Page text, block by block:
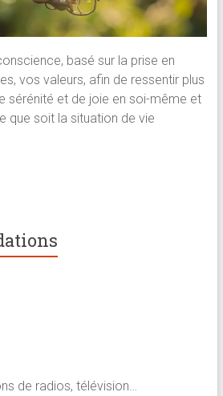
basé sur la prise en
vos valeurs, afin de ressentir plus
sérénité et de joie en soi-même et
que soit la situation de vie
de radios, télévision…